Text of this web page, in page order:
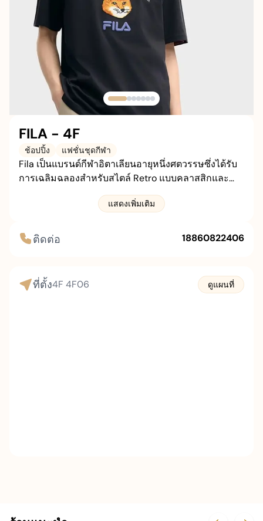
เพิ่มเติม
อาชีพ เกี่ยวกับเรา
FILA - 4F
ช้อปปิ้ง แฟชั่นชุดกีฬา
Fila เป็นแบรนด์กีฬาอิตาเลียนอายุหนึ่งศตวรรษซึ่งได้รับ
การเฉลิมฉลองสำหรับสไตล์ Retro แบบคลาสสิกและ
แฟชั่นกีฬาระดับไฮเอนด์ที่นำเสนอผลิตภัณฑ์ที่หลาก
หลายรวมถึงเครื่องแต่งกายรองเท้าและอุปกรณ์เสริม
แสดงเพิ่มเติม
ติดต่อ 18860822406
ที่ตั้ง4F 4F06 ดูแผนที่